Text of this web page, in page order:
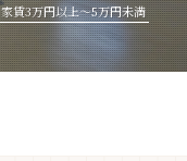
家賃3万円以上～5万円未満